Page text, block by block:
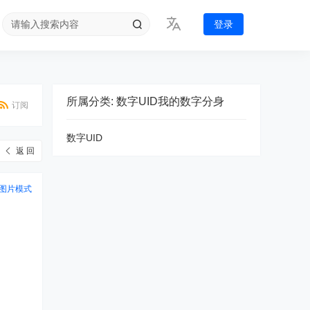
登录
订阅
返 回
片模式
所属分类: 数字UID我的数字分身
数字UID